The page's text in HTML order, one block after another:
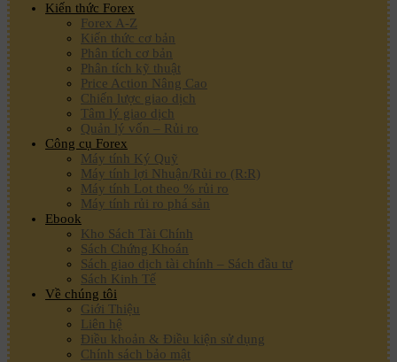
Kiến thức Forex
Forex A-Z
Kiến thức cơ bản
Phân tích cơ bản
Phân tích kỹ thuật
Price Action Nâng Cao
Chiến lược giao dịch
Tâm lý giao dịch
Quản lý vốn – Rủi ro
Công cụ Forex
Máy tính Ký Quỹ
Máy tính lợi Nhuận/Rủi ro (R:R)
Máy tính Lot theo % rủi ro
Máy tính rủi ro phá sản
Ebook
Kho Sách Tài Chính
Sách Chứng Khoán
Sách giao dịch tài chính – Sách đầu tư
Sách Kinh Tế
Về chúng tôi
Giới Thiệu
Liên hệ
Điều khoản & Điều kiện sử dụng
Chính sách bảo mật